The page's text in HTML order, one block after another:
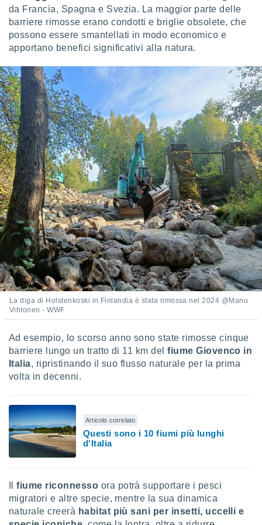
quali la
su
web,
di
dati
sulla
al quale
Per
tuo
o
dei
facendo
" o
cookie
sito
il
dei
su
e/o
creare
la
da Francia, Spagna e Svezia. La maggior parte delle
barriere rimosse erano condotti e briglie obsolete, che
possono essere smantellati in modo economico e
apportano benefici significativi alla natura.
La diga di Holstenkoski in Finlandia è stata rimossa nel 2024 @Manu
Vihtonen - WWF
Ad esempio, lo scorso anno sono state rimosse cinque
barriere lungo un tratto di 11 km delfiume Giovenco in
Italia, ripristinando il suo flusso naturale per la prima
volta in decenni.
Articolo correlato
Questi sono i 10 fiumi più lunghi
d'Italia
Ilfiume riconnesso ora potrà supportare i pesci
migratori e altre specie, mentre la sua dinamica
naturale creerà habitat più sani per insetti, uccelli e